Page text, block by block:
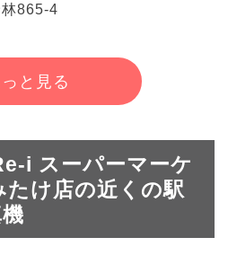
865-4
っと見る
i スーパーマーケ
け店の近くの駅